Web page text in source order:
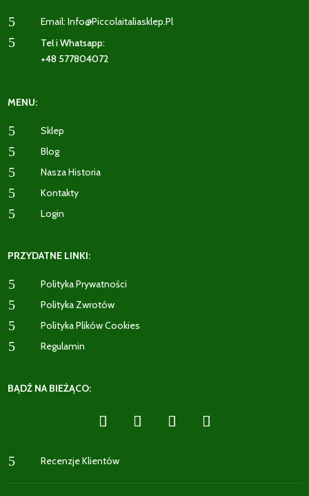
5 Email: Info@piccolaitaliasklep.pl
5
Tel i Whatsapp:
+48 577804072
MENU:
5 Sklep
5 Blog
5 Nasza Historia
5 Kontakty
5 Login
PRZYDATNE LINKI:
5 Polityka Prywatności
5 Polityka Zwrotów
5 Polityka Plików Cookies
5 Regulamin
BĄDŹ NA BIEŻĄCO:
5 Recenzje Klientów